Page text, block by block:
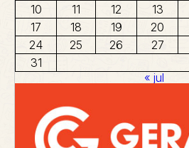
10
11 12 13
17
18 19 20
24
25 26 27
31
« jul